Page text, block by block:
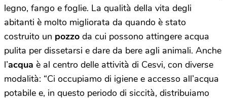
legno, fango e foglie. La qualità della vita degli
abitanti è molto migliorata da quando è stato
costruito un pozzo da cui possono attingere acqua
pulita per dissetarsi e dare da bere agli animali. Anche
l’acqua è al centro delle attività di Cesvi, con diverse
modalità: “Ci occupiamo di igiene e accesso all’acqua
potabile e, in questo periodo di siccità, distribuiamo